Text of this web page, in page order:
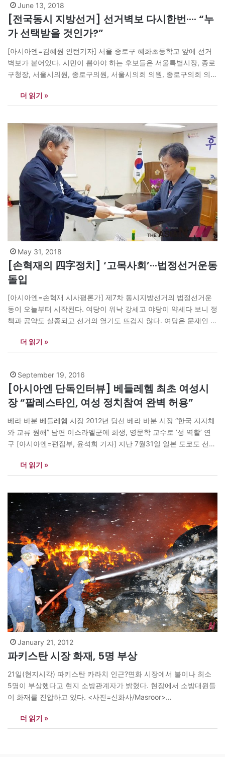
June 13, 2018
[전국동시 지방선거] 선거벽보 다시한번···· “누
가 선택받을 것인가?”
[아시아엔=김혜원 인턴기자] 서울 종로구 혜화초등학교 앞에 선거
벽보가 붙어있다. 시민이 뽑아야 하는 후보들은 서울특별시장, 종로
구청장, 서울시의원, 종로구의원, 서울시의회 의원, 종로구의회 의
가 많은 만큼 선거 포스터 역시 그것의 4~5배에 이른다. 이 가운데
누구를 선택할 것인가? 후보들의 얼굴과 공약, 그리고 약력 등이 홍
더 읽기 »
May 31, 2018
[손혁재의 四字정치] ‘고목사회’···법정선거운동
돌입
[아시아엔=손혁재 시사평론가] 제7차 동시지방선거의 법정선거운
동이 오늘부터 시작된다. 여당이 워낙 강세고 야당이 약세다 보니 정
책과 공약도 실종되고 선거의 열기도 뜨겁지 않다. 여당은 문재인 대
내리기에만 몰두하고 있다. 중앙정부에 대한 ‘국민의 심판’이 아니라
지방권력에 대한 ‘주민의 선택’은 이번에도 어렵다. *고목사회(枯木
더 읽기 »
September 19, 2016
[아시아엔 단독인터뷰] 베들레헴 최초 여성시
장 “팔레스타인, 여성 정치참여 완벽 허용”
베라 바분 베들레헴 시장 2012년 당선 베라 바분 시장 “한국 지자체
와 교류 원해” 남편 이스라엘군에 희생, 영문학 교수로 ‘성 역할’ 연
구 [아시아엔=편집부, 윤석희 기자] 지난 7월31일 일본 도쿄도 선거
각국의 여성 단체장 현황을 조사했다. 이를 통해 중동지역의 여성 단
체장이 많은 사실을 <아시아엔>은…
더 읽기 »
January 21, 2012
파키스탄 시장 화재, 5명 부상
21일(현지시각) 파키스탄 카라치 인근?면화 시장에서 불이나 최소
5명이 부상했다고 현지 소방관계자가 밝혔다. 현장에서 소방대원들
이 화재를 진압하고 있다. <사진=신화사/Masroor>
더 읽기 »